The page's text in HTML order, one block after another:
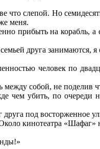
слепой. Но
меня.
прибыть на корабль,
друга занимаются, я
человек по
собой, не поделив
убить, по очереди
под восторженное
кинотеатра «Шафаг»